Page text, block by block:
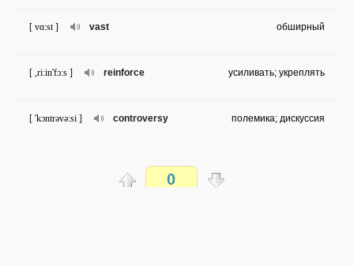
vast
[ vɑ:st ] обширный
reinforce
[ ,ri:in'fɔ:s ] усиливать; укреплять
controversy
[ 'kɔntrəvə:si ] полемика; дискуссия
0